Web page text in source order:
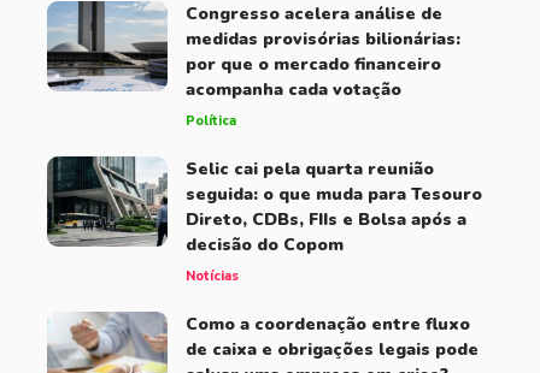
Congresso acelera análise de
medidas provisórias bilionárias:
por que o mercado financeiro
acompanha cada votação
Política
Selic cai pela quarta reunião
seguida: o que muda para Tesouro
Direto, CDBs, FIIs e Bolsa após a
decisão do Copom
Notícias
Como a coordenação entre fluxo
de caixa e obrigações legais pode